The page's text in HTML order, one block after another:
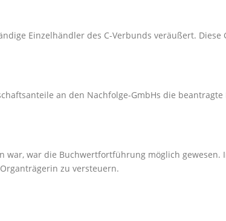
Einzelhändler des C-Verbunds veräußert. Diese
an den Nachfolge-GmbHs die
war, war die Buchwertfortführung möglich gewesen.
zu versteuern.